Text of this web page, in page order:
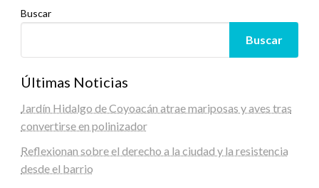
Buscar
Buscar
Últimas Noticias
Jardín Hidalgo de Coyoacán atrae mariposas y aves tras
convertirse en polinizador
Reflexionan sobre el derecho a la ciudad y la resistencia
desde el barrio